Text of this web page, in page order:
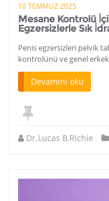
10 TEMMUZ 2025
Mesane Kontrolü
Egzersizlerle Sık
Penis egzersizleri pelvik
kontrolünü ve genel erkek
Devamını oku
Dr.Lucas B.Richie